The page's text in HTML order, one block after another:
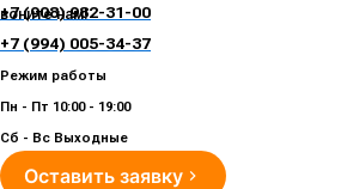
нам!
+7 (908) 982-31-00
+7 (994) 005-34-37
Режим работы
Пн - Пт 10:00 - 19:00
Сб - Вс Выходные
Оставить заявку